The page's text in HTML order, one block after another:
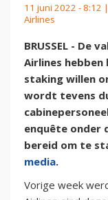
11 juni 2022 - 8:12
Airlines
BRUSSEL - De
Airlines
staking willen
wordt tevens
enquête onder
bereid om te
media.
Vorige week